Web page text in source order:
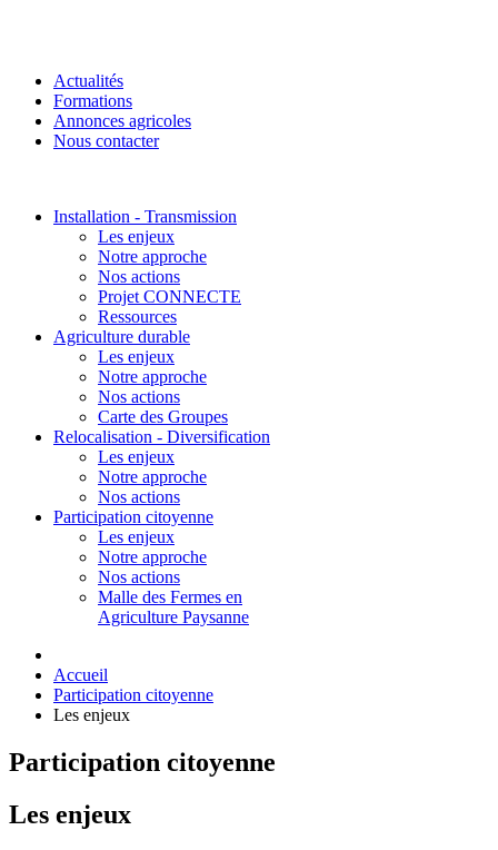
Actualités
Formations
Annonces agricoles
Nous contacter
Installation - Transmission
Les enjeux
Notre approche
Nos actions
Projet CONNECTE
Ressources
Agriculture durable
Les enjeux
Notre approche
Nos actions
Carte des Groupes
Relocalisation - Diversification
Les enjeux
Notre approche
Nos actions
Participation citoyenne
Les enjeux
Notre approche
Nos actions
Malle des Fermes en
Agriculture Paysanne
Accueil
Participation citoyenne
Les enjeux
Participation citoyenne
Les enjeux